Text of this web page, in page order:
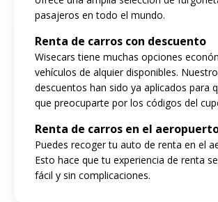
pasajeros en todo el mundo.
Renta de carros con descuento
Wisecars tiene muchas opciones
vehículos de alquier disponibles.
descuentos han sido ya aplicados para
que preocuparte por los códigos del
Renta de carros en el
Puedes recoger tu auto de renta en el
Esto hace que tu experiencia de renta
fácil y sin complicaciones.